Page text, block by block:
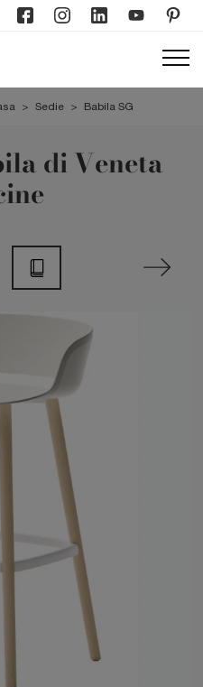
> Sedie > Babila SG
di Veneta